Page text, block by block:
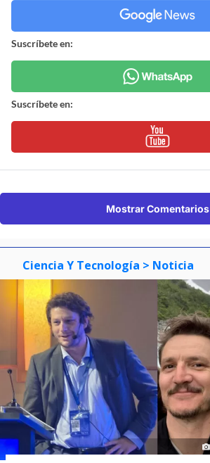
Suscríbete en:
Suscríbete en:
Mostrar Comentarios
Ciencia Y Tecnología > Noticia